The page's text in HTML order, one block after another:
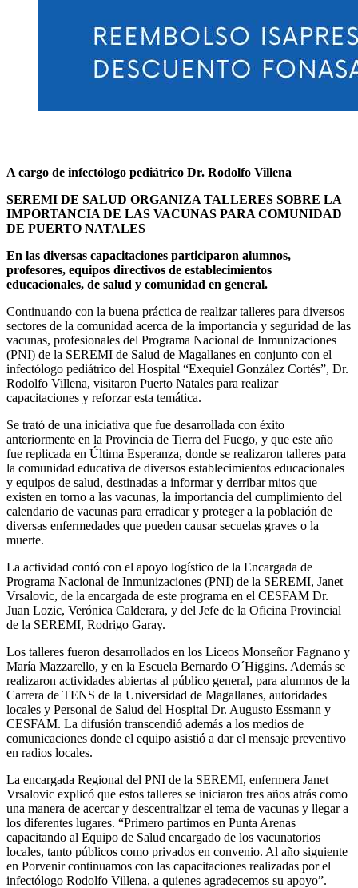
A cargo de infectólogo pediátrico Dr. Rodolfo Villena
SEREMI DE SALUD ORGANIZA TALLERES SOBRE LA
IMPORTANCIA DE LAS VACUNAS PARA COMUNIDAD
DE PUERTO NATALES
En las diversas capacitaciones participaron alumnos,
profesores, equipos directivos de establecimientos
educacionales, de salud y comunidad en general.
Continuando con la buena práctica de realizar talleres para diversos
sectores de la comunidad acerca de la importancia y seguridad de las
vacunas, profesionales del Programa Nacional de Inmunizaciones
(PNI) de la SEREMI de Salud de Magallanes en conjunto con el
infectólogo pediátrico del Hospital “Exequiel González Cortés”, Dr.
Rodolfo Villena, visitaron Puerto Natales para realizar
capacitaciones y reforzar esta temática.
Se trató de una iniciativa que fue desarrollada con éxito
anteriormente en la Provincia de Tierra del Fuego, y que este año
fue replicada en Última Esperanza, donde se realizaron talleres para
la comunidad educativa de diversos establecimientos educacionales
y equipos de salud, destinadas a informar y derribar mitos que
existen en torno a las vacunas, la importancia del cumplimiento del
calendario de vacunas para erradicar y proteger a la población de
diversas enfermedades que pueden causar secuelas graves o la
muerte.
La actividad contó con el apoyo logístico de la Encargada de
Programa Nacional de Inmunizaciones (PNI) de la SEREMI, Janet
Vrsalovic, de la encargada de este programa en el CESFAM Dr.
Juan Lozic, Verónica Calderara, y del Jefe de la Oficina Provincial
de la SEREMI, Rodrigo Garay.
Los talleres fueron desarrollados en los Liceos Monseñor Fagnano y
María Mazzarello, y en la Escuela Bernardo O´Higgins. Además se
realizaron actividades abiertas al público general, para alumnos de la
Carrera de TENS de la Universidad de Magallanes, autoridades
locales y Personal de Salud del Hospital Dr. Augusto Essmann y
CESFAM. La difusión transcendió además a los medios de
comunicaciones donde el equipo asistió a dar el mensaje preventivo
en radios locales.
La encargada Regional del PNI de la SEREMI, enfermera Janet
Vrsalovic explicó que estos talleres se iniciaron tres años atrás como
una manera de acercar y descentralizar el tema de vacunas y llegar a
los diferentes lugares. “Primero partimos en Punta Arenas
capacitando al Equipo de Salud encargado de los vacunatorios
locales, tanto públicos como privados en convenio. Al año siguiente
en Porvenir continuamos con las capacitaciones realizadas por el
infectólogo Rodolfo Villena, a quienes agradecemos su apoyo”.